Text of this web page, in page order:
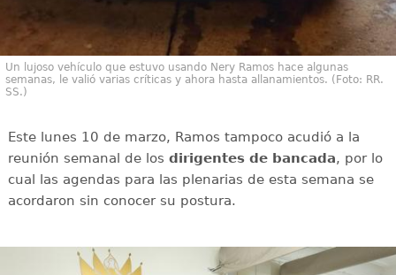
Un lujoso vehículo que estuvo usando Nery Ramos hace algunas
semanas, le valió varias críticas y ahora hasta allanamientos. (Foto: RR.
SS.)
Este lunes 10 de marzo, Ramos tampoco acudió a la
reunión semanal de los dirigentes de bancada, por lo
cual las agendas para las plenarias de esta semana se
acordaron sin conocer su postura.